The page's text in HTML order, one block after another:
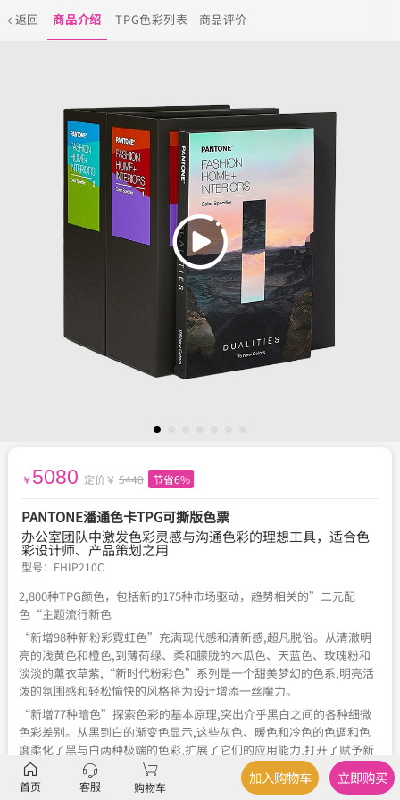
返回 商品介绍 TPG色彩列表 商品评价
￥ 5080 定价￥ 5448 节省6%
PANTONE潘通色卡TPG可撕版色票
办公室团队中激发色彩灵感与沟通色彩的理想工具，适合色
彩设计师、产品策划之用
型号： FHIP210C
2,800种TPG颜色，包括新的175种市场驱动，趋势相关的”二元配
色“主题流行新色
“新增98种新粉彩霓虹色”充满现代感和清新感,超凡脱俗。从清澈明
亮的浅黄色和橙色,到薄荷绿、柔和朦胧的木瓜色、天蓝色、玫瑰粉和
淡淡的薰衣草紫,“新时代粉彩色”系列是一个甜美梦幻的色系,明亮活
泼的氛围感和轻松愉快的风格将为设计增添一丝魔力。
“新增77种暗色”探索色彩的基本原理,突出介乎黑白之间的各种细微
色彩差别。从黑到白的渐变色显示,这些灰色、暖色和冷色的色调和色
度柔化了黑与白两种极端的色彩,扩展了它们的应用能力,打开了赋予新
意义的趣味性和创造性的大门。
首页 客服 购物车
加入购物车 立即购买